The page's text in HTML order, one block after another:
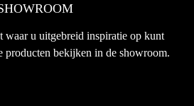
waar u uitgebreid inspiratie op kunt
producten bekijken in de showroom.